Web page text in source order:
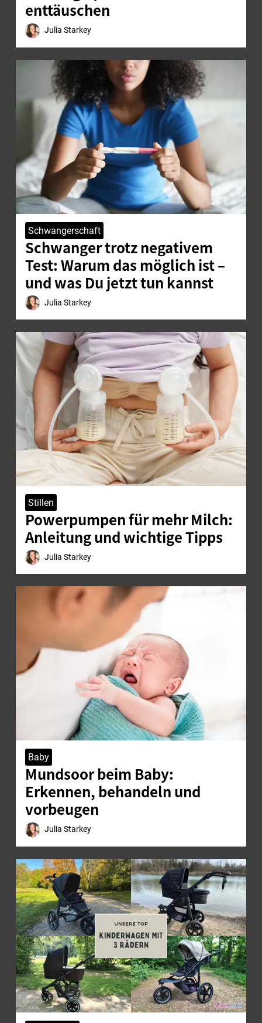
enttäuschen
Julia Starkey
Schwangerschaft
Schwanger trotz negativem
Test: Warum das möglich ist –
und was Du jetzt tun kannst
Julia Starkey
Stillen
Powerpumpen für mehr Milch:
Anleitung und wichtige Tipps
Julia Starkey
Baby
Mundsoor beim Baby:
Erkennen, behandeln und
vorbeugen
Julia Starkey